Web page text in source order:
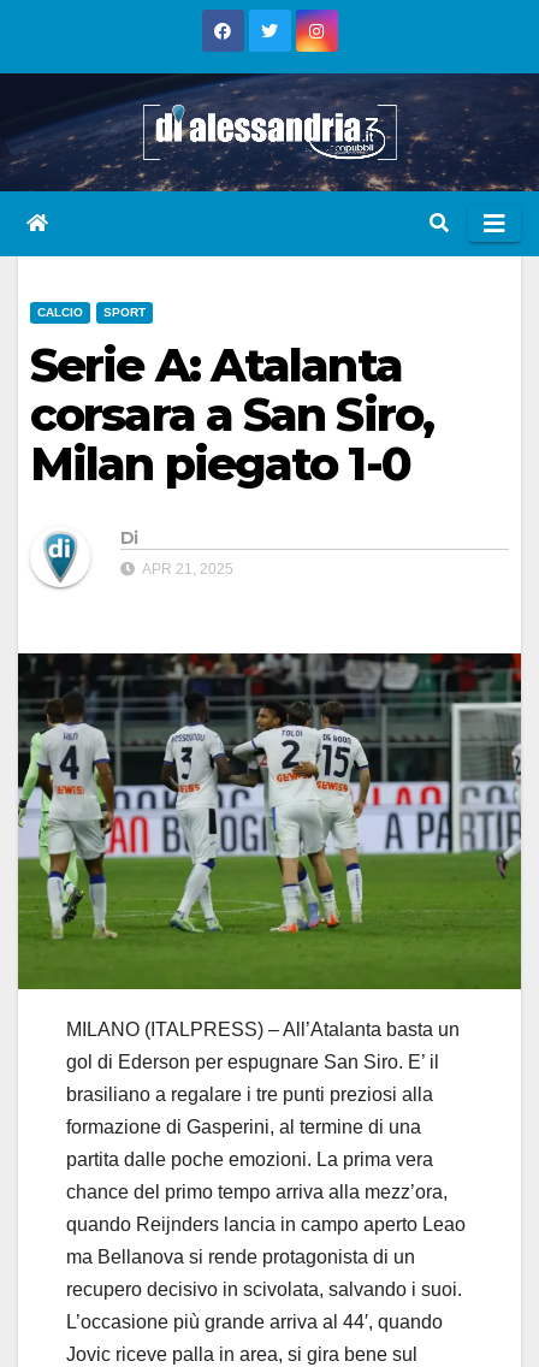
CALCIO SPORT
Serie A: Atalanta
corsara a San Siro,
Milan piegato 1-0
Di
APR 21, 2025
MILANO (ITALPRESS) – All’Atalanta basta un
gol di Ederson per espugnare San Siro. E’ il
brasiliano a regalare i tre punti preziosi alla
formazione di Gasperini, al termine di una
partita dalle poche emozioni. La prima vera
chance del primo tempo arriva alla mezz’ora,
quando Reijnders lancia in campo aperto Leao
ma Bellanova si rende protagonista di un
recupero decisivo in scivolata, salvando i suoi.
L’occasione più grande arriva al 44′, quando
Jovic riceve palla in area, si gira bene sul